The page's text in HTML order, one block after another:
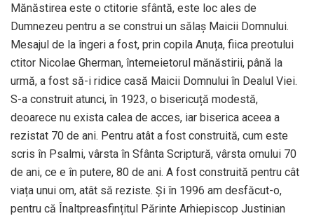
Mănăstirea este o ctitorie sfântă, este loc ales de
Dumnezeu pentru a se construi un sălaș Maicii Domnului.
Mesajul de la îngeri a fost, prin copila Anuța, fiica preotului
ctitor Nicolae Gherman, întemeietorul mănăstirii, până la
urmă, a fost să-i ridice casă Maicii Domnului în Dealul Viei.
S-a construit atunci, în 1923, o bisericuță modestă,
deoarece nu exista calea de acces, iar biserica aceea a
rezistat 70 de ani. Pentru atât a fost construită, cum este
scris în Psalmi, vârsta în Sfânta Scriptură, vârsta omului 70
de ani, ce e în putere, 80 de ani. A fost construită pentru cât
viața unui om, atât să reziste. Și în 1996 am desfăcut-o,
pentru că Înaltpreasfințitul Părinte Arhiepiscop Justinian